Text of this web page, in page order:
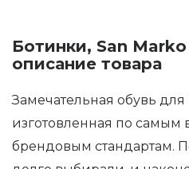
Ботинки, San
описание товара
Замечательная обувь
изготовленная по
брендовым стандартам.